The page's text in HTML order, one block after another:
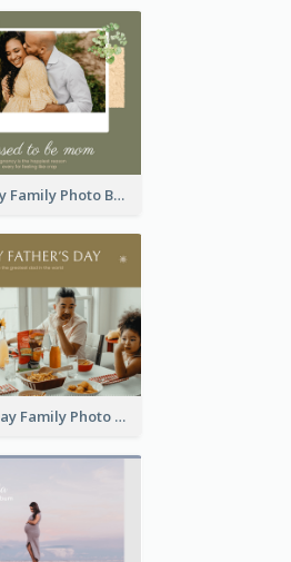
Pregnancy Family Photo Book
Father's Day Family Photo Book